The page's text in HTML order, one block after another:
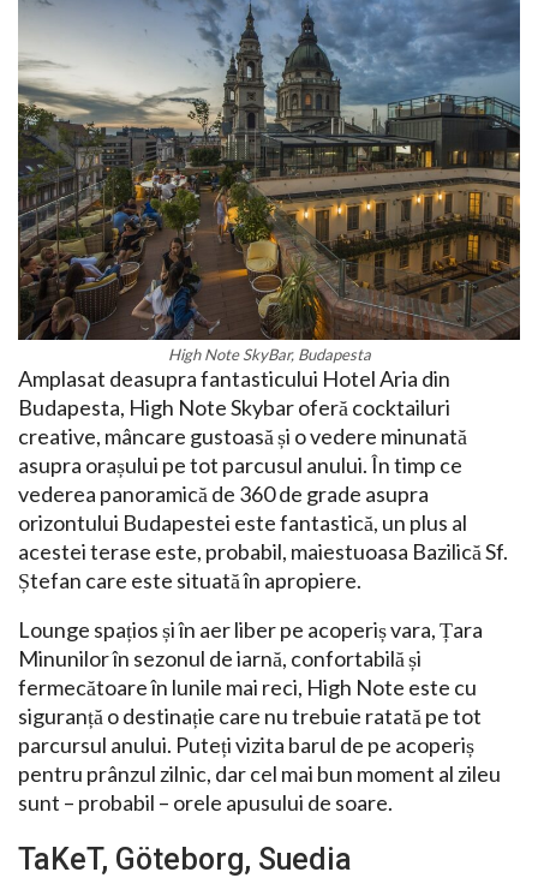
High Note SkyBar, Budapesta
Amplasat deasupra fantasticului Hotel Aria din
Budapesta, High Note Skybar oferă cocktailuri
creative, mâncare gustoasă și o vedere minunată
asupra orașului pe tot parcusul anului. În timp ce
vederea panoramică de 360 de grade asupra
orizontului Budapestei este fantastică, un plus al
acestei terase este, probabil, maiestuoasa Bazilică Sf.
Ștefan care este situată în apropiere.
Lounge spațios și în aer liber pe acoperiș vara, Țara
Minunilor în sezonul de iarnă, confortabilă și
fermecătoare în lunile mai reci, High Note este cu
siguranță o destinație care nu trebuie ratată pe tot
parcursul anului. Puteți vizita barul de pe acoperiș
pentru prânzul zilnic, dar cel mai bun moment al zileu
sunt – probabil – orele apusului de soare.
TaKeT, Göteborg, Suedia